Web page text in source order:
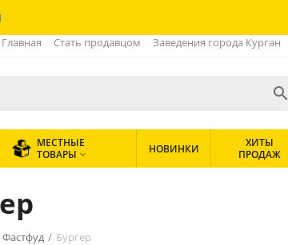
Главная Стать продавцом Заведения города Курган

МЕСТНЫЕ
ТОВАРЫ  НОВИНКИ
ХИТЫ
ПРОДАЖ
Фастфуд / Бургер